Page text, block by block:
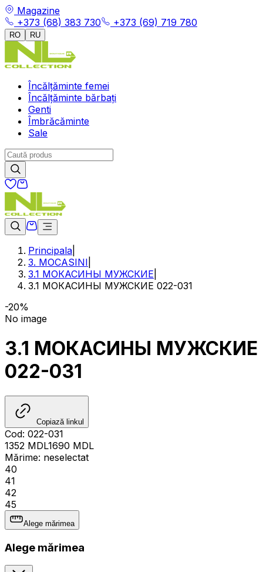
Magazine
+373 (68) 383 730
+373 (69) 719 780
RO RU
Încălțăminte femei
Încălțăminte bărbați
Genti
Îmbrăcăminte
Sale
Principala
3. MOCASINI
3.1 МОКАСИНЫ МУЖСКИЕ
3.1 МОКАСИНЫ МУЖСКИЕ 022-031
-20%
No image
3.1 МОКАСИНЫ МУЖСКИЕ
022-031
Copiază linkul
Cod: 022-031
1352 MDL1690 MDL
Mărime: neselectat
40
41
42
45
Alege mărimea
Alege mărimea